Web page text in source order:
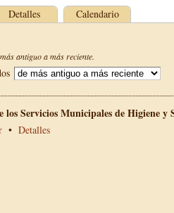
Detalles Calendario
antiguo a más reciente.
los Servicios Municipales de Higiene
• Detalles